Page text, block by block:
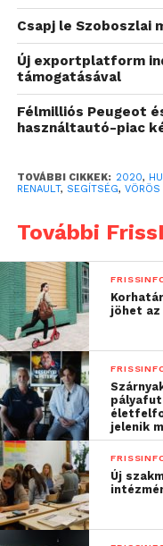
autók egy másik
levett koronavírus-
vidéki városok és
között Renault és
megtalálhatók,
kivitelben is.
„A
rengeteg
szükség
Hisszük,
erővel,
leszünk
azzal
Csapj le Szoboszlai
Új exportplatform
támogatásával
Félmilliós Peugeot
használtautó-piac
TOVÁBBI CIKKEK: 2020,
RENAULT, SEGÍTSÉG, VÖRÖS
További
jöhet
jelenik
Új